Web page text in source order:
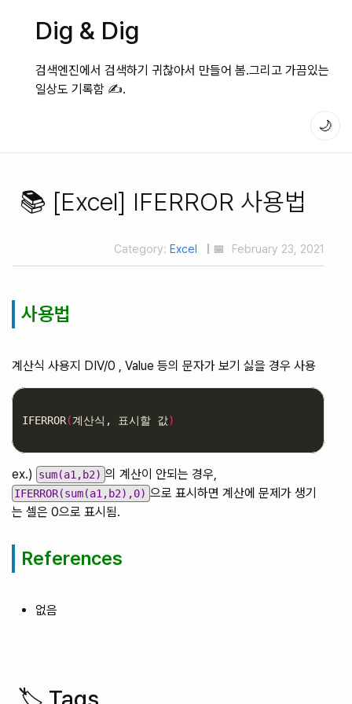
Dig & Dig
검색엔진에서 검색하기 귀찮아서 만들어 봄.그리고 가끔있는
일상도 기록함 ✍️.
🌙
📚 [Excel] IFERROR 사용법
Category: Excel | 📅 February 23, 2021
사용법
계산식 사용지 DIV/0 , Value 등의 문자가 보기 싫을 경우 사용
IFERROR(계산식, 표시할 값)
ex.) sum(a1,b2) 의 계산이 안되는 경우,
IFERROR(sum(a1,b2),0) 으로 표시하면 계산에 문제가 생기
는 셀은 0으로 표시됨.
References
없음